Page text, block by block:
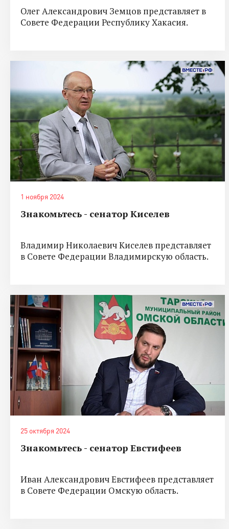
Олег Александрович Земцов представляет в
Совете Федерации Республику Хакасия.
1 ноября 2024
Знакомьтесь - сенатор Киселев
Владимир Николаевич Киселев представляет
в Совете Федерации Владимирскую область.
25 октября 2024
Знакомьтесь - сенатор Евстифеев
Иван Александрович Евстифеев представляет
в Совете Федерации Омскую область.